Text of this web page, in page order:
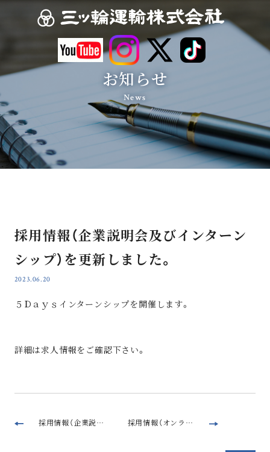
お知らせ
News
採用情報（企業説明会及びインターン
シップ）を更新しました。
2023.06.20
５Ｄａｙｓインターンシップを開催します。
詳細は求人情報をご確認下さい。
採用情報（企業説明会及び募集要項）を更新しました。 採用情報（オンライン説明会）を更新しました。